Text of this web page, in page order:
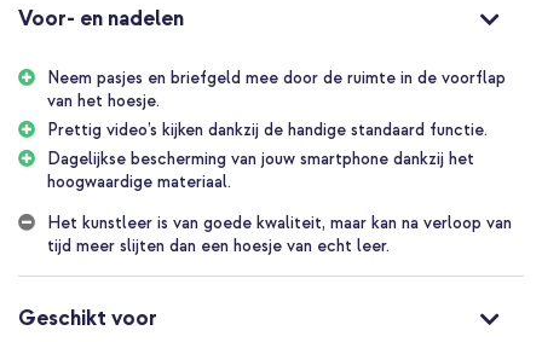
neer te zetten bij lange gesprekken of het bekijken van video’s.
De hoes heeft een slank ontwerp, waardoor je telefoon zijn dunne
vormgeving behoudt. Ideaal wanneer je de hoes graag in je kleding
bij je draagt. De imoshion Mandala Booktype is gemaakt van
kunstleer met een sierlijke look door de mandala print en is
beschikbaar in meerdere tinten. Ga je voor neutraal zwart of
spreekt een blauwe, paarse, roze of grijze hoes je meer aan? De
stiksel van de hoes matcht de kleur van de hoes.
voortaan thuis laten! De booktype bevat 3 handige pashouders
Voor- en nadelen
Neem pasjes en briefgeld mee door de ruimte in de voorflap
van het hoesje.
Prettig video’s kijken dankzij de handige standaard functie.
Dagelijkse bescherming van jouw smartphone dankzij het
hoogwaardige materiaal.
Het kunstleer is van goede kwaliteit, maar kan na verloop van
tijd meer slijten dan een hoesje van echt leer.
Geschikt voor